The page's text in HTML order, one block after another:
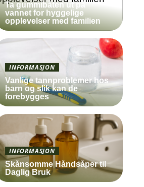
Ta gummibåten ut på
vannet for hyggelige
opplevelser med familien
INFORMASJON
Vanlige tannproblemer hos
barn og slik kan de
forebygges
INFORMASJON
Skånsomme Håndsåper til
Daglig Bruk